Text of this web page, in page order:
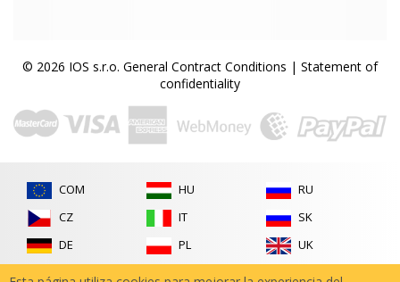
© 2026 IOS s.r.o. General Contract Conditions | Statement of
confidentiality
COM
CZ
DE
HU
IT
PL
RU
SK
UK